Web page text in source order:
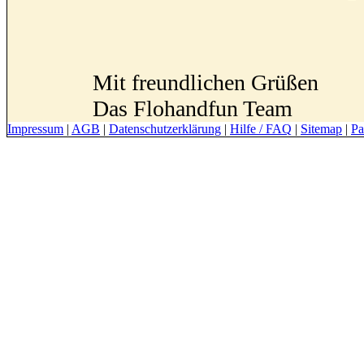
Mit freundlichen Grüßen
Das Flohandfun Team
Impressum | AGB | Datenschutzerklärung | Hilfe / FAQ | Sitemap |